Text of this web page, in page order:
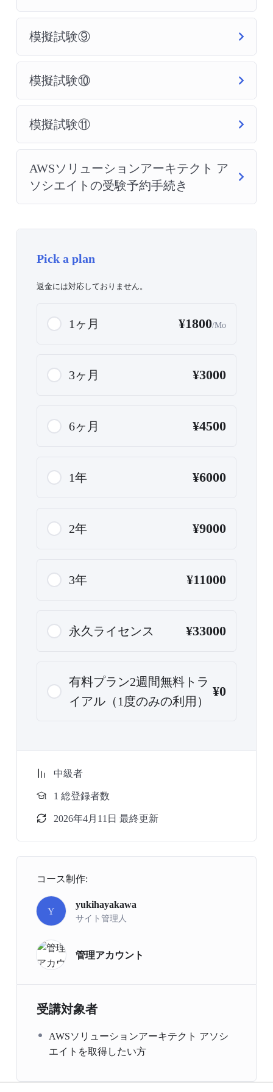
模擬試験⑨
模擬試験⑩
模擬試験⑪
AWSソリューションアーキテクト ア
ソシエイトの受験予約手続き
Pick a plan
返金には対応しておりません。
1ヶ月 ¥1800/Mo
3ヶ月 ¥3000
6ヶ月 ¥4500
1年 ¥6000
2年 ¥9000
3年 ¥11000
永久ライセンス ¥33000
有料プラン2週間無料トラ
イアル（1度のみの利用）
¥0
中級者
1 総登録者数
2026年4月11日 最終更新
コース制作:
Y
yukihayakawa
サイト管理人
管理アカウント
受講対象者
AWSソリューションアーキテクト アソシ
エイトを取得したい方